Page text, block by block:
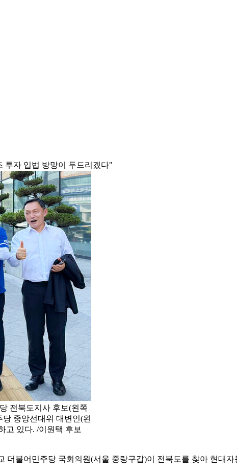
투자 입법 방망이 두드리겠다"
전북도지사 후보(왼쪽
중앙선대위 대변인(왼
고 있다. /이원택 후보
불어민주당 국회의원(서울 중랑구갑)이 전북도를 찾아 현대